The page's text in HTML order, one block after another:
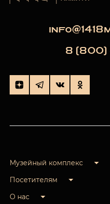
8 (800)
Музейный комплекс
Посетителям
О нас